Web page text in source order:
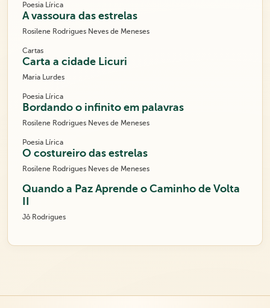
Poesia Lírica
A vassoura das estrelas
Rosilene Rodrigues Neves de Meneses
Cartas
Carta a cidade Licuri
Maria Lurdes
Poesia Lírica
Bordando o infinito em palavras
Rosilene Rodrigues Neves de Meneses
Poesia Lírica
O costureiro das estrelas
Rosilene Rodrigues Neves de Meneses
Quando a Paz Aprende o Caminho de Volta
Jô Rodrigues